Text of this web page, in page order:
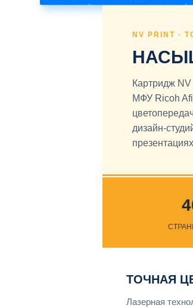
NV PRINT ·
Картридж
МФУ Ricoh
дизайн-
ТОЧНАЯ
Лазерная